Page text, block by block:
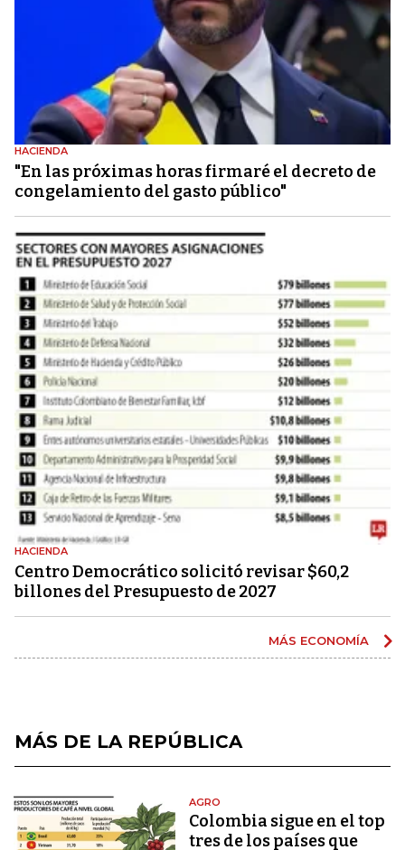
HACIENDA
"En las próximas horas firmaré el decreto de
congelamiento del gasto público"
HACIENDA
Centro Democrático solicitó revisar $60,2
billones del Presupuesto de 2027
MÁS ECONOMÍA
MÁS DE LA REPÚBLICA
AGRO
Colombia sigue en el top
tres de los países que